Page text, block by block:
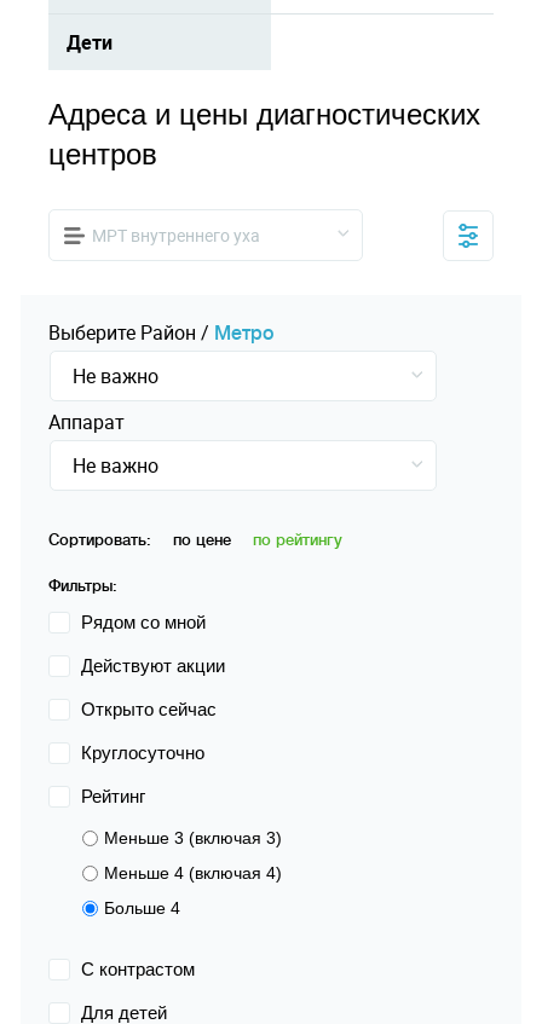
Дети
Адреса и цены диагностических
центров
МРТ внутреннего уха
Выберите Pайон / Mетро
Не важно
Аппарат
Не важно
Сортировать: по цене по рейтингу
Фильтры:
Рядом со мной
Действуют акции
Открыто сейчас
Круглосуточно
Рейтинг
Меньше 3 (включая 3)
Меньше 4 (включая 4)
Больше 4
С контрастом
Для детей